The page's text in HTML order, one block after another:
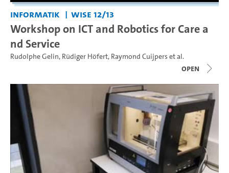
Informatik WiSe 12/13
Workshop on ICT and Robotics for Care a
nd Service
Rudolphe Gelin, Rüdiger Höfert, Raymond Cuijperset al.
open